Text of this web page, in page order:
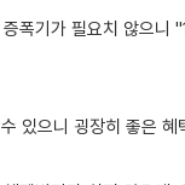
폭기가 필요치 않으니
있으니 굉장히 좋은 혜